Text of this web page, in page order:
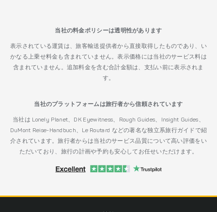
当社の料金ポリシーは透明性があります
表示されている運賃は、旅客輸送提供者から直接取得したものであり、い
かなる上乗せ料金も含まれていません。表示価格には当社のサービス料は
含まれていません。追加料金を含む合計金額は、支払い前に表示されま
す。
当社のプラットフォームは旅行者から信頼されています
当社は Lonely Planet、DK Eyewitness、Rough Guides、Insight Guides、
DuMont Reise-Handbuch、Le Routard などの著名な独立系旅行ガイドで紹
介されています。旅行者からは当社のサービス品質について高い評価をい
ただいており、旅行の計画や予約も安心してお任せいただけます。